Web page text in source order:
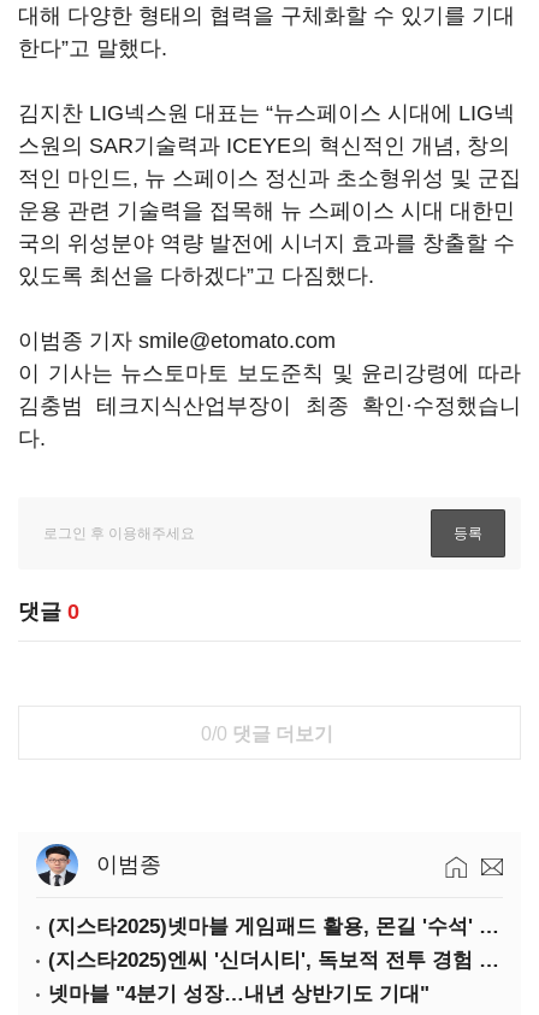
대해 다양한 형태의 협력을 구체화할 수 있기를 기대
한다”고 말했다.
김지찬 LIG넥스원 대표는 “뉴스페이스 시대에 LIG넥
스원의 SAR기술력과 ICEYE의 혁신적인 개념, 창의
적인 마인드, 뉴 스페이스 정신과 초소형위성 및 군집
운용 관련 기술력을 접목해 뉴 스페이스 시대 대한민
국의 위성분야 역량 발전에 시너지 효과를 창출할 수
있도록 최선을 다하겠다”고 다짐했다.
이범종 기자 smile@etomato.com
이 기사는 뉴스토마토 보도준칙 및 윤리강령에 따라
김충범 테크지식산업부장이 최종 확인·수정했습니
다.
댓글 0
0/0 댓글 더보기
이범종
(지스타2025)넷마블 게임패드 활용, 몬길 '수석' 7대죄 '차석'
(지스타2025)엔씨 '신더시티', 독보적 전투 경험 필요
넷마블 "4분기 성장…내년 상반기도 기대"